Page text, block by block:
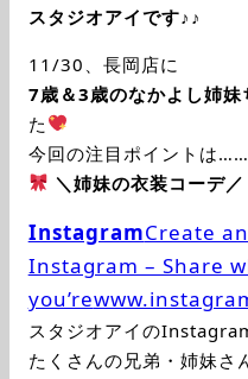
スタジオアイです♪♪
11/30、長岡店に
7歳＆3歳のなかよし姉妹
た
今回の注目ポイントは……
＼姉妹の衣装コーデ／
InstagramCreate
Instagram – Share
you’re
スタジオアイの
たくさんの兄弟・姉妹さ